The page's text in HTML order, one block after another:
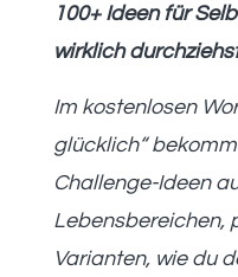
100+ Ideen für
wirklich
Im kostenlosen
glücklich“
Challenge-Ideen
Lebensbereichen,
Varianten, wie du